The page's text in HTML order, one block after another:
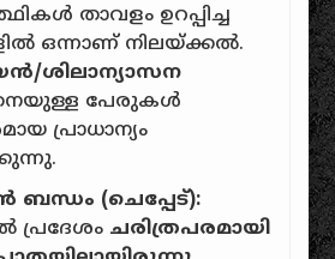
താവളം ഉറപ്പിച്ച
ഒന്നാണ് നിലയ്ക്കൽ.
ശിലാന്യാസന
പേരുകൾ
പ്രാധാന്യം
ബന്ധം (ചെപ്പേട്):
പ്രദേശം ചരിത്രപരമായി